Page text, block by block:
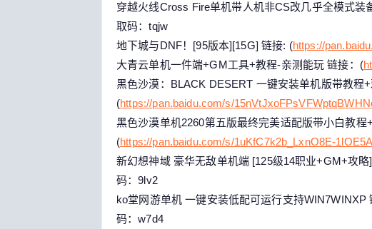
穿越火线Cross Fire单机带人机非CS改几乎全模式装
取码：tqjw
地下城与DNF！[95版本][15G] 链接: (https://
大青云单机一件端+GM工具+教程-亲测能玩 链接：(
黑色沙漠：BLACK DESERT 一键安装单机版带教程
(https://pan.baidu.com/s/
黑色沙漠单机2260第五版最终完美适配版带小白教程
(https://pan.baidu.com/s/1uKfC7k2b_LxnO8E-
新幻想神域 豪华无敌单机端 [125级14职业+GM+攻略
码：9lv2
ko堂网游单机 一键安装低配可运行支持WIN7WINXP
码：w7d4